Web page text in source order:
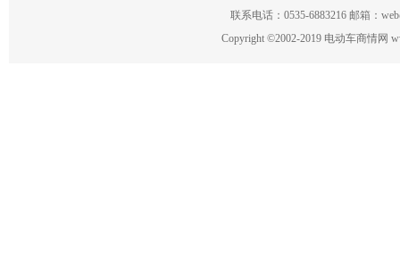
联系电话：0535-6883216 邮箱：
Copyright ©2002-2019 电动车商情网